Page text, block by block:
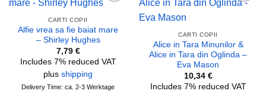
CARTI COPII
Alfie vrea sa fie baiat mare
– Shirley Hughes
7,79 €
Includes 7% reduced VAT
plus shipping
Delivery Time: ca. 2-3 Werktage
CARTI COPII
Alice in Tara Minunilor &
Alice in Tara din Oglinda –
Eva Mason
10,34 €
Includes 7% reduced VAT